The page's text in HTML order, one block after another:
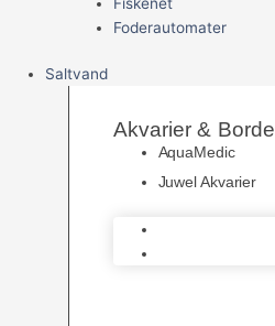
Foderautomater
Saltvand
Akvarier & Borde
AquaMedic
Juwel Akvarier